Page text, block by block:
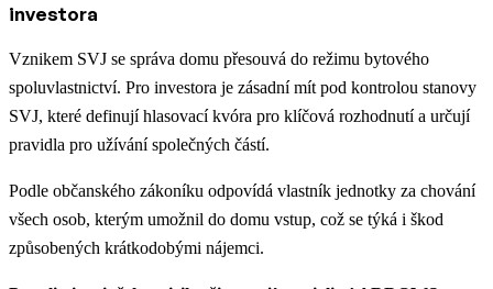
investora
Vznikem SVJ se správa domu přesouvá do režimu bytového
spoluvlastnictví. Pro investora je zásadní mít pod kontrolou stanovy
SVJ, které definují hlasovací kvóra pro klíčová rozhodnutí a určují
pravidla pro užívání společných částí.
Podle občanského zákoníku odpovídá vlastník jednotky za chování
všech osob, kterým umožnil do domu vstup, což se týká i škod
způsobených krátkodobými nájemci.